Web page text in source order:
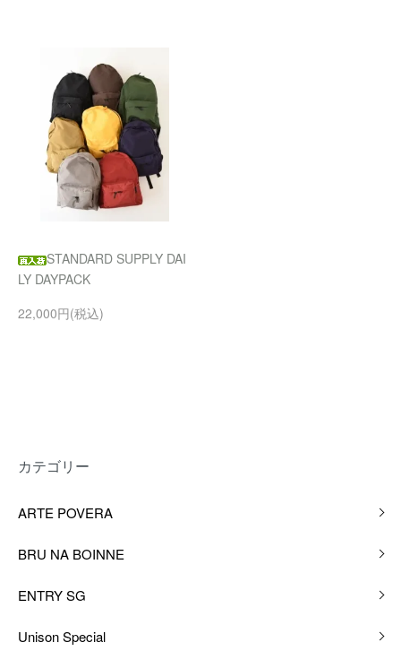
STANDARD SUPPLY DAI
LY DAYPACK
22,000円(税込)
カテゴリー
ARTE POVERA
BRU NA BOINNE
ENTRY SG
Unison Special